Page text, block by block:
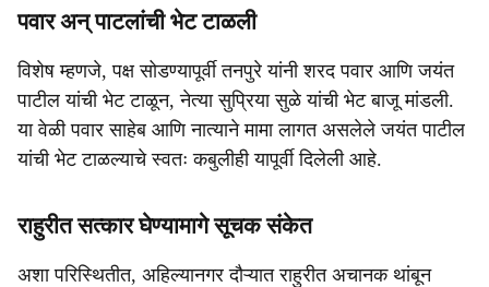
पवार अन् पाटलांची भेट टाळली
विशेष म्हणजे, पक्ष सोडण्यापूर्वी तनपुरे यांनी शरद पवार आणि जयंत
पाटील यांची भेट टाळून, नेत्या सुप्रिया सुळे यांची भेट बाजू मांडली.
या वेळी पवार साहेब आणि नात्याने मामा लागत असलेले जयंत पाटील
यांची भेट टाळल्याचे स्वतः कबुलीही यापूर्वी दिलेली आहे.
राहुरीत सत्कार घेण्यामागे सूचक संकेत
अशा परिस्थितीत, अहिल्यानगर दौऱ्यात राहुरीत अचानक थांबून